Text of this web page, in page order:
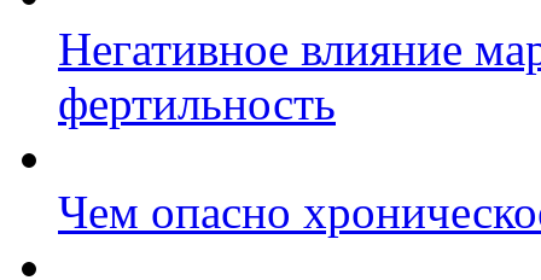
Негативное влияние
фертильность
Чем опасно